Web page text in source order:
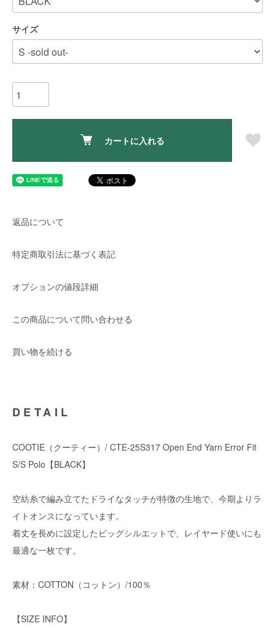
サイズ
カートに入れる
返品について
特定商取引法に基づく表記
オプションの値段詳細
この商品について問い合わせる
買い物を続ける
DETAIL
COOTIE（クーティー）/ CTE-25S317 Open End Yarn Error Fit
S/S Polo【BLACK】
空紡糸で編み立てたドライなタッチが特徴の生地で、今期よりラ
イトオンスになっています。
着丈を長めに設定したビッグシルエットで、レイヤード使いにも
最適な一枚です。
素材：COTTON（コットン）/100％
【SIZE INFO】